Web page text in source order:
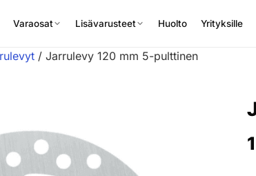
Varaosat Lisävarusteet Huolto Yrityksille
/ Jarrulevy 120 mm 5-pulttinen